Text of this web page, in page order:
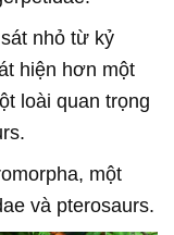
nhỏ từ kỷ
hiện hơn một
loài quan trọng
một
và pterosaurs.